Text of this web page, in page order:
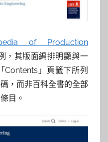
of Production
，其版面編排明顯與一
Contents」頁籤下所列
，而非百科全書的全部
目。